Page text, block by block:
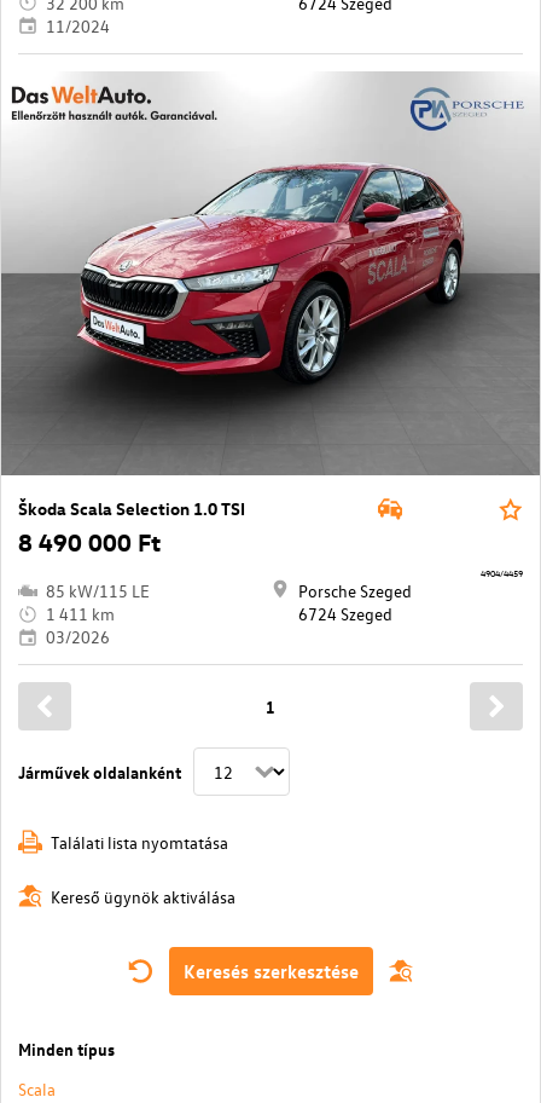
11/2024
Škoda Scala Selection 1.0 TSI
8 490 000 Ft
85 kW/115 LE
1 411 km
03/2026
Porsche Szeged
6724 Szeged
4904/4459
Járművek oldalanként
1
Találati lista nyomtatása
Kereső ügynök aktiválása
Keresés szerkesztése
Minden típus
Scala